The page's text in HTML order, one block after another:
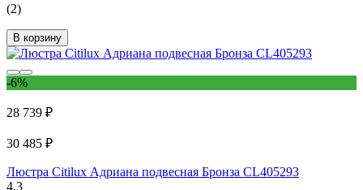
(2)
В корзину
-6%
28 739 ₽
30 485 ₽
Люстра Citilux Адриана подвесная Бронза CL405293
4.3